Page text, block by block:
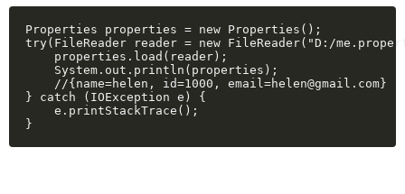
Properties properties = new Properties();
try(FileReader reader = new FileReader("D:/
properties.load(reader);
System.out.println(properties);
//{name=helen, id=1000, email=helen@gmail.com}
} catch (IOException e) {
e.printStackTrace();
}